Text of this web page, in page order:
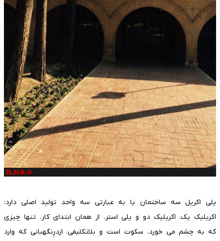
پلی اکریل سه ساختمان یا به عبارتی سه واحد تولید اصلی دارد:
اکریلیک یک، اکریلیک دو و پلی استر. از همان ابتدای کار، تنها چیزی
که به چشم می خورد، سکوت است و بلاتکلیفی. ازدرِنگهبانی که وارد